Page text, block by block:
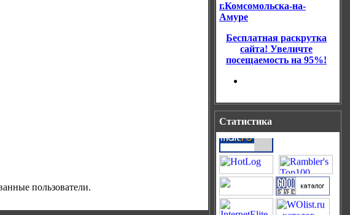
пользователи.
г.Комсомольска-на-
Амуре
Бесплатная раскрутка
сайта! Увеличте
посещаемость на 95%!
Статистика